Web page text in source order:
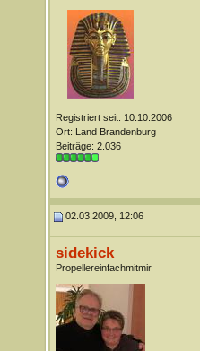
Registriert seit: 10.10.2006
Ort: Land Brandenburg
Beiträge: 2.036
02.03.2009, 12:06
sidekick
Propellereinfachmitmir